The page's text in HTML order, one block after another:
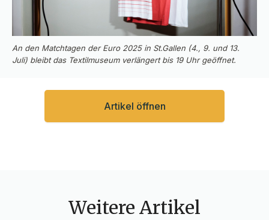
An den Matchtagen der Euro 2025 in St.Gallen (4., 9. und 13.
Juli) bleibt das Textilmuseum verlängert bis 19 Uhr geöffnet.
Artikel öffnen
Weitere Artikel